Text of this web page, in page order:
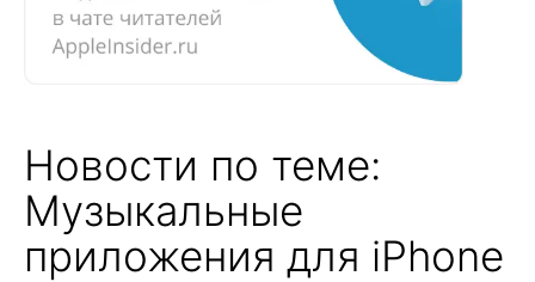
Новости по теме:
Музыкальные
приложения для iPhone